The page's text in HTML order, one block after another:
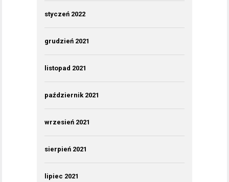
styczeń 2022
grudzień 2021
listopad 2021
październik 2021
wrzesień 2021
sierpień 2021
lipiec 2021